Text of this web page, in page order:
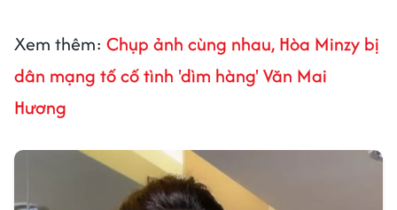
Xem thêm: Chụp ảnh cùng nhau, Hòa Minzy bị
dân mạng tố cố tình 'dìm hàng' Văn Mai
Hương